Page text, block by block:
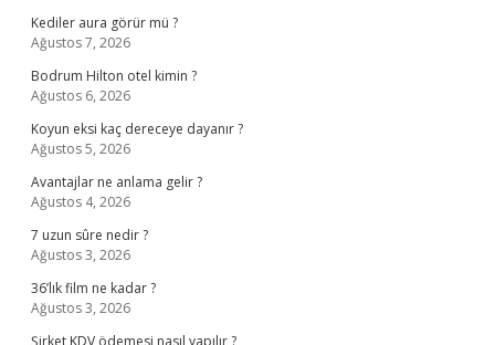
Kediler aura görür mü ?
Ağustos 7, 2026
Bodrum Hilton otel kimin ?
Ağustos 6, 2026
Koyun eksi kaç dereceye dayanır ?
Ağustos 5, 2026
Avantajlar ne anlama gelir ?
Ağustos 4, 2026
7 uzun sûre nedir ?
Ağustos 3, 2026
36’lık film ne kadar ?
Ağustos 3, 2026
Şirket KDV ödemesi nasıl yapılır ?